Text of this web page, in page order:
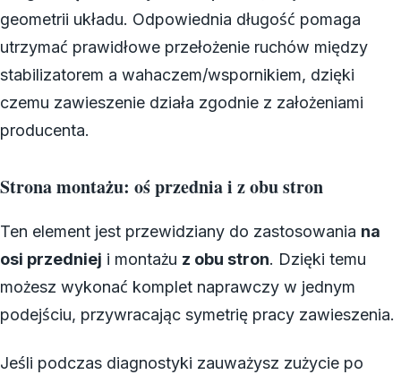
geometrii układu. Odpowiednia długość pomaga
utrzymać prawidłowe przełożenie ruchów między
stabilizatorem a wahaczem/wspornikiem, dzięki
czemu zawieszenie działa zgodnie z założeniami
producenta.
Strona montażu: oś przednia i z obu stron
Ten element jest przewidziany do zastosowania na
osi przedniej i montażu z obu stron. Dzięki temu
możesz wykonać komplet naprawczy w jednym
podejściu, przywracając symetrię pracy zawieszenia.
Jeśli podczas diagnostyki zauważysz zużycie po